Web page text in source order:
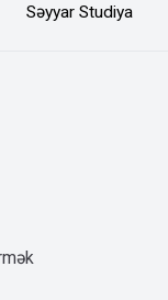
Səyyar Studiya